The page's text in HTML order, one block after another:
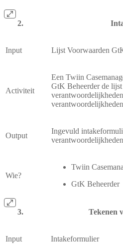
Input Lijst Voorwaarden
Activiteit
Een Twiin
GtK Beheerder de lijst
Output
Ingevuld
verantwoordelijkheden
Wie?
Twiin
GtK Beheerder
Tekenen
Input Intakeformulier